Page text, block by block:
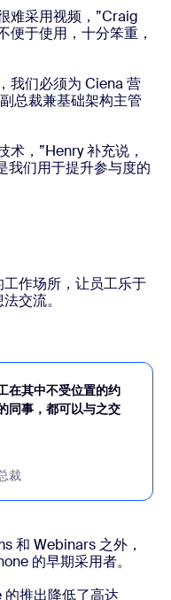
难采用视频，”Craig
便于使用，十分笨重，
我们必须为 Ciena 营
总裁兼基础架构主管
术，”Henry 补充说，
我们用于提升参与度的
作场所，让员工乐于
交流。
在其中不受位置的约
同事，都可以与之交
裁
和 Webinars 之外，
的早期采用者。
推出降低了高达